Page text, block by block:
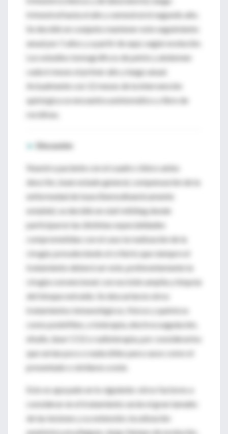
trimestral hasta el año y semestral el segundo año.
Se decidió en conjunto mantener este seguimiento
anual por 5 años y a partir de aquí, según evolución.
Los estudios tomográficos de pelvis y abdomen
cada 6 meses el primer año y luego anual.
Actualmente con 12 meses de la intervención
quirúrgica se encuentra asintomático y libre de
recidivas.
► Discusión
Nuestro paciente con el cuadro clínico antes
descrito, buen estado general, compensación de la
enfermedad de base (hemodinamicamente
estable); se decidió en staf mittiing donde
participaron las distintas especialidades
comprometidas con el caso la realización de la
cirugía; prevaleciendo el criterio que siempre el
tratamiento deberá ser este, preferentemente la
cirugía convencional; con escisión amplia y biopsia
del bloque extraído. Se descartaron otros
tratamientos inmunológicos, físicos y químicos
como podofilino, crioterapia, electrocoagulación,
efudix, láser CO2 o radioterapia, por considerarlos
que serían poco o nada útiles para casos como el
presentado o similares a este.
Esto es apoyado en lo siguiente: otros factores a
considerar en el tratamiento serán el gran tamaño
de las lesiones y su extensión, localización